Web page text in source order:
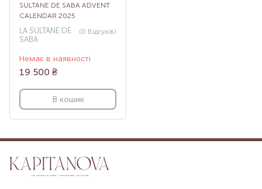
SULTANE DE SABA ADVENT
CALENDAR 2025
LA SULTANE DE
SABA
(0 Відгуків)
Немає в наявності
19 500 ₴
В кошик